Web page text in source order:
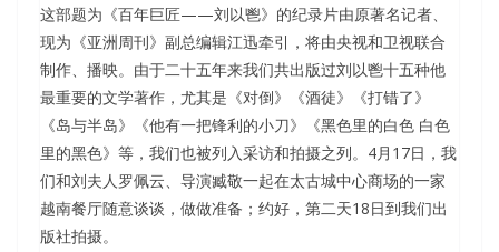
这部题为《百年巨匠——刘以鬯》的纪录片由原著名记者、
现为《亚洲周刊》副总编辑江迅牵引，将由央视和卫视联合
制作、播映。由于二十五年来我们共出版过刘以鬯十五种他
最重要的文学著作，尤其是《对倒》《酒徒》《打错了》
《岛与半岛》《他有一把锋利的小刀》《黑色里的白色 白色
里的黑色》等，我们也被列入采访和拍摄之列。4月17日，我
们和刘夫人罗佩云、导演臧敬一起在太古城中心商场的一家
越南餐厅随意谈谈，做做准备；约好，第二天18日到我们出
版社拍摄。